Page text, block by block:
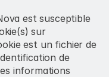
est susceptible
sur
est un fichier de
de
informations